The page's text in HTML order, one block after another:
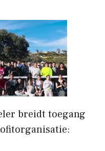
breidt toegang